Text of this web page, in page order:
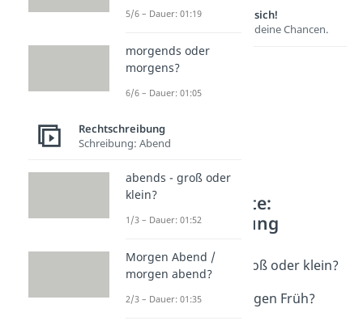
Lernen lohnt sich!
Entdecke hier deine Chancen.
Weitere Inhalte:
Rechtschreibung
Guten Morgen - groß oder klein?
Dauer: 01:27
morgen früh / morgen Früh?
5/6 – Dauer: 01:19
morgends oder
morgens?
6/6 – Dauer: 01:05
Rechtschreibung
Schreibung: Abend
abends - groß oder
klein?
1/3 – Dauer: 01:52
Morgen Abend /
morgen abend?
2/3 – Dauer: 01:35